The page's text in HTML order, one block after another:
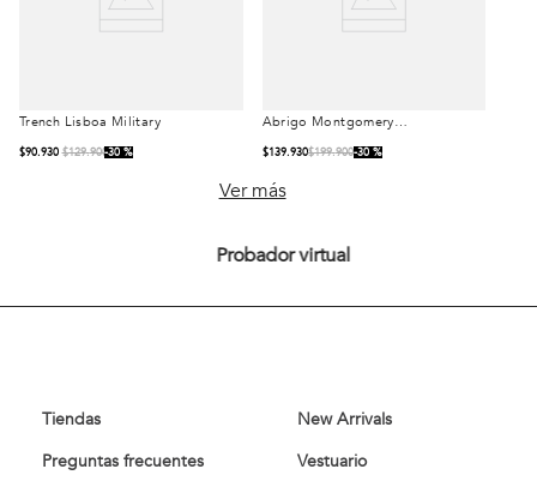
Trench Lisboa Military
$90.930 $129.90030 %
Abrigo Montgomery
$139.930$199.900 30 %
Talla
Ver más
Probador virtual
Tiendas
Preguntas frecuentes
New Arrivals
Vestuario